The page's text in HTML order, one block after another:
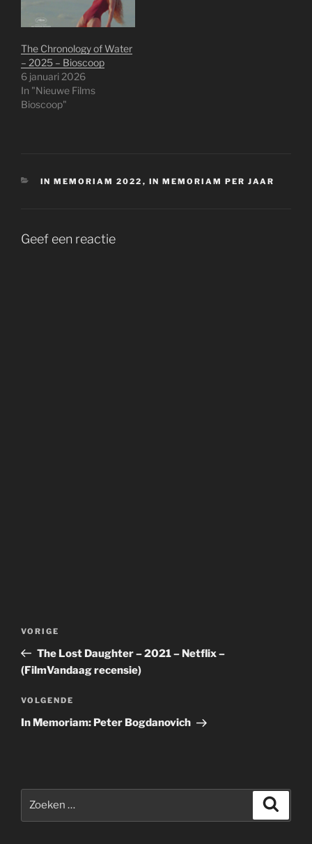
The Chronology of Water
– 2025 – Bioscoop
6 januari 2026
In "Nieuwe Films
Bioscoop"
CATEGORIEËN
IN MEMORIAM 2022 , IN MEMORIAM PER JAAR
Geef een reactie
Vorig
bericht
VORIGE
The Lost Daughter – 2021 – Netflix –
(FilmVandaag recensie)
Volgend
bericht
VOLGENDE
In Memoriam: Peter Bogdanovich